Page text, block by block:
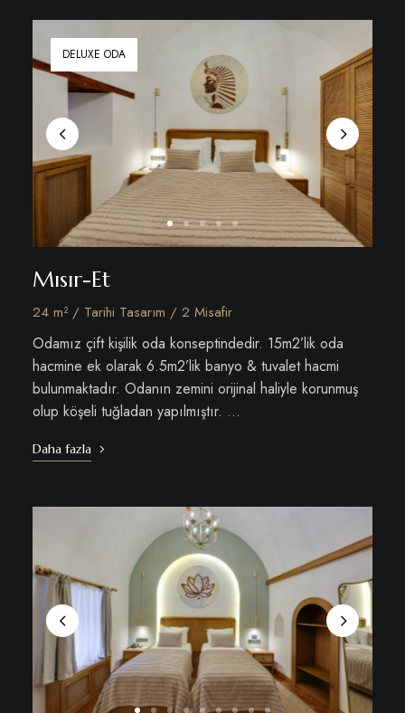
DELUXE ODA
Mısır-Et
24 m² / Tarihi Tasarım / 2 Misafir
Odamız çift kişilik oda konseptindedir. 15m2’lik oda
hacmine ek olarak 6.5m2’lik banyo & tuvalet hacmi
bulunmaktadır. Odanın zemini orijinal haliyle korunmuş
olup köşeli tuğladan yapılmıştır. …
Daha fazla